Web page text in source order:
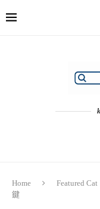
Home Featured Cat
鍵